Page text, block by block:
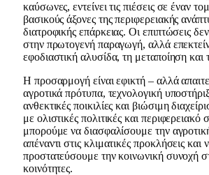
καύσωνες, εντείνει τις πιέσεις σε έναν
βασικούς άξονες της περιφερειακής
διατροφικής επάρκειας. Οι επιπτώσεις δεν
στην πρωτογενή παραγωγή, αλλά
εφοδιαστική αλυσίδα, τη μεταποίηση και
Η προσαρμογή είναι εφικτή – αλλά
αγροτικά πρότυπα, τεχνολογική
ανθεκτικές ποικιλίες και βιώσιμη
με ολιστικές πολιτικές και περιφερειακό
μπορούμε να διασφαλίσουμε την
απέναντι στις κλιματικές προκλήσεις και
προστατεύσουμε την κοινωνική συνοχή
κοινότητες.